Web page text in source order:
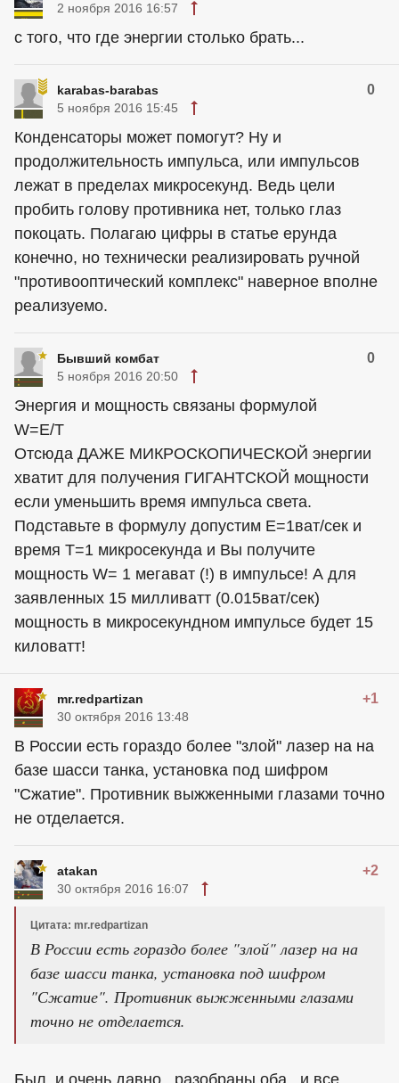
2 ноября 2016 16:57
с того, что где энергии столько брать...
karabas-barabas 0
5 ноября 2016 15:45
Конденсаторы может помогут? Ну и
продолжительность импульса, или импульсов
лежат в пределах микросекунд. Ведь цели
пробить голову противника нет, только глаз
покоцать. Полагаю цифры в статье ерунда
конечно, но технически реализировать ручной
"противооптический комплекс" наверное вполне
реализуемо.
Бывший комбат 0
5 ноября 2016 20:50
Энергия и мощность связаны формулой
W=E/T
Отсюда ДАЖЕ МИКРОСКОПИЧЕСКОЙ энергии
хватит для получения ГИГАНТСКОЙ мощности
если уменьшить время импульса света.
Подставьте в формулу допустим Е=1ват/сек и
время Т=1 микросекунда и Вы получите
мощность W= 1 мегават (!) в импульсе! А для
заявленных 15 милливатт (0.015ват/сек)
мощность в микросекундном импульсе будет 15
киловатт!
mr.redpartizan +1
30 октября 2016 13:48
В России есть гораздо более "злой" лазер на на
базе шасси танка, установка под шифром
"Сжатие". Противник выжженными глазами точно
не отделается.
atakan +2
30 октября 2016 16:07
Цитата: mr.redpartizan
В России есть гораздо более "злой" лазер на на
базе шасси танка, установка под шифром
"Сжатие". Противник выжженными глазами
точно не отделается.
Был ,и очень давно , разобраны оба , и все